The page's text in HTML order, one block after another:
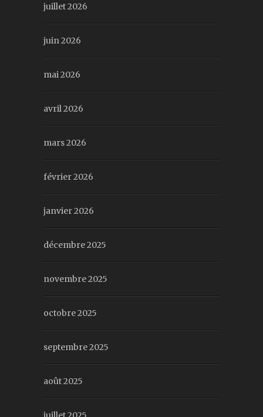
juillet 2026
juin 2026
mai 2026
avril 2026
mars 2026
février 2026
janvier 2026
décembre 2025
novembre 2025
octobre 2025
septembre 2025
août 2025